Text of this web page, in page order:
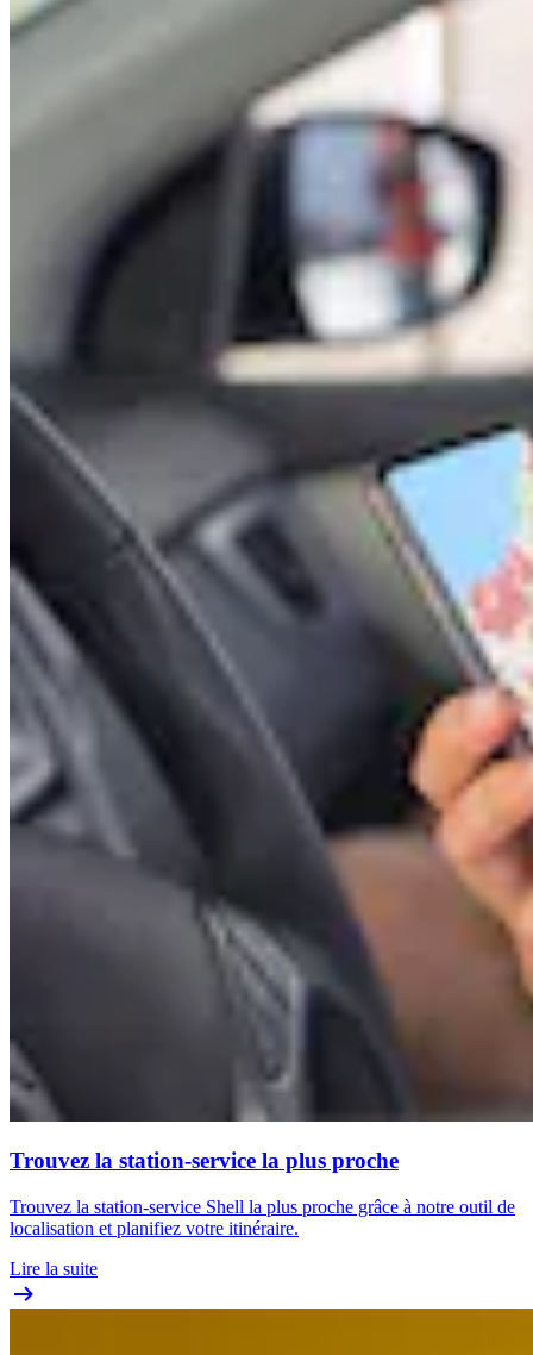
Trouvez la station-service la plus proche
Trouvez la station-service Shell la plus proche grâce à notre outil de
localisation et planifiez votre itinéraire.
Lire la suite